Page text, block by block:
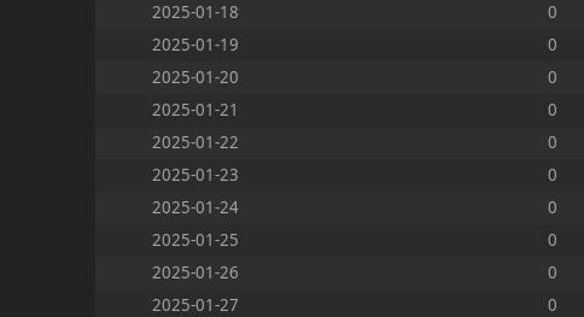
2025-01-18
0
2025-01-19
0
2025-01-20
0
2025-01-21
0
2025-01-22
0
2025-01-23
0
2025-01-24
0
2025-01-25
0
2025-01-26
0
2025-01-27
0